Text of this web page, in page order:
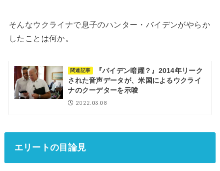
そんなウクライナで息子のハンター・バイデンがやらか
したことは何か。
関連記事
『バイデン暗躍？』2014年リーク
された音声データが、米国によるウクライ
ナのクーデターを示唆
2022.03.08
エリートの目論見